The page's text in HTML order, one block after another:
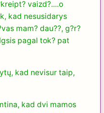
vaizd?....o
kad nesusidarys
mam? dau??, g?r?
pagal tok? pat
kad nevisur taip,
kad dvi mamos